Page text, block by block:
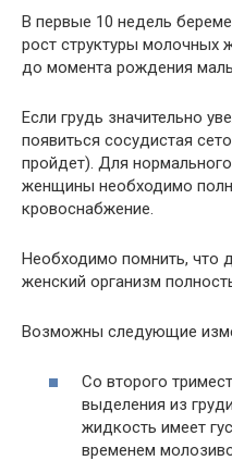
В первые 10 недель
рост структуры молочных
до момента рождения
Если грудь значительно
появиться сосудистая
пройдет). Для
женщины необходимо
кровоснабжение.
Необходимо помнить, что
женский организм
Возможны следующие
Со второго
выделения из
жидкость имеет
временем